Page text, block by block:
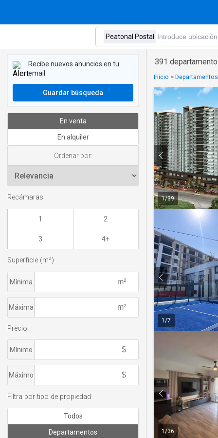
391
Inicio >
1/39
1 /7
1 /36
Recibe nuevos anuncios en tu
email
Guardar búsqueda
En venta
En alquiler
Ordenar por:
Recámaras
1 2
3 4+
Superficie (m²)
Mínima
Máxima
Precio
Mínimo
Máximo
Filtra por tipo de propiedad
Todos
Departamentos